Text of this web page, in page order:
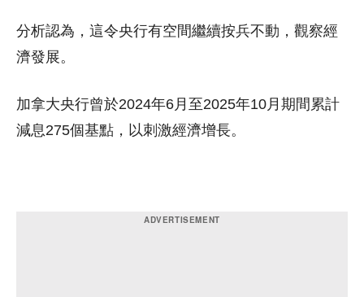
分析認為，這令央行有空間繼續按兵不動，觀察經
濟發展。
加拿大央行曾於2024年6月至2025年10月期間累計
減息275個基點，以刺激經濟增長。